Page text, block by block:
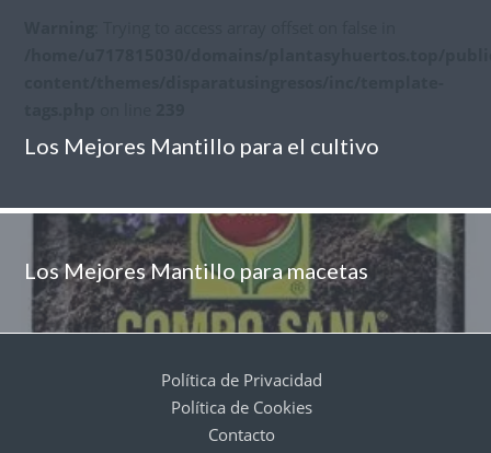
Los Mejores Mantillo para el cultivo
Los Mejores Mantillo para macetas
Política de Privacidad
Política de Cookies
Contacto